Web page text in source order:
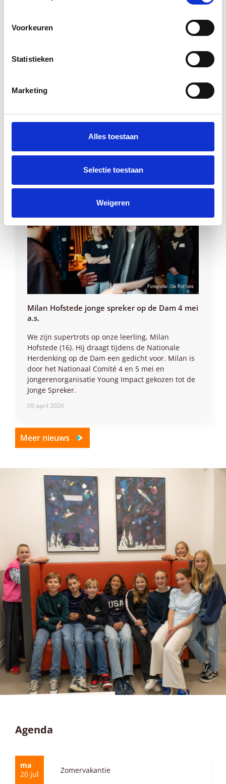
Voorkeuren
Statistieken
Marketing
Alles toestaan
Selectie toestaan
Weigeren
Bordeaux, Córdoba, Griekenland, Münster en Lille
is de laatste periode van het schooljaar begonnen.
De examens zijn gestart en de zomervakantie
komt in zicht. We wensen onze examenleerlingen
Milan Hofstede jonge spreker op de Dam 4 mei
a.s.
We zijn supertrots op onze leerling, Milan
Hofstede (16). Hij draagt tijdens de Nationale
Herdenking op de Dam een gedicht voor. Milan is
door het Nationaal Comité 4 en 5 mei en
jongerenorganisatie Young Impact gekozen tot de
Jonge Spreker.
09 april 2026
Meer nieuws
Agenda
ma
20 jul Zomervakantie